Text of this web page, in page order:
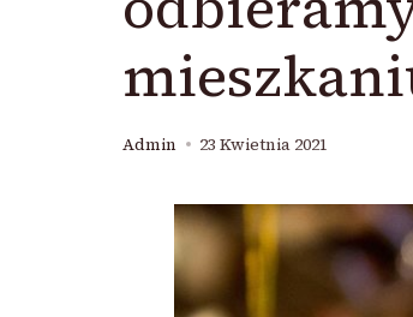
Admin 23 Kwietnia 2021